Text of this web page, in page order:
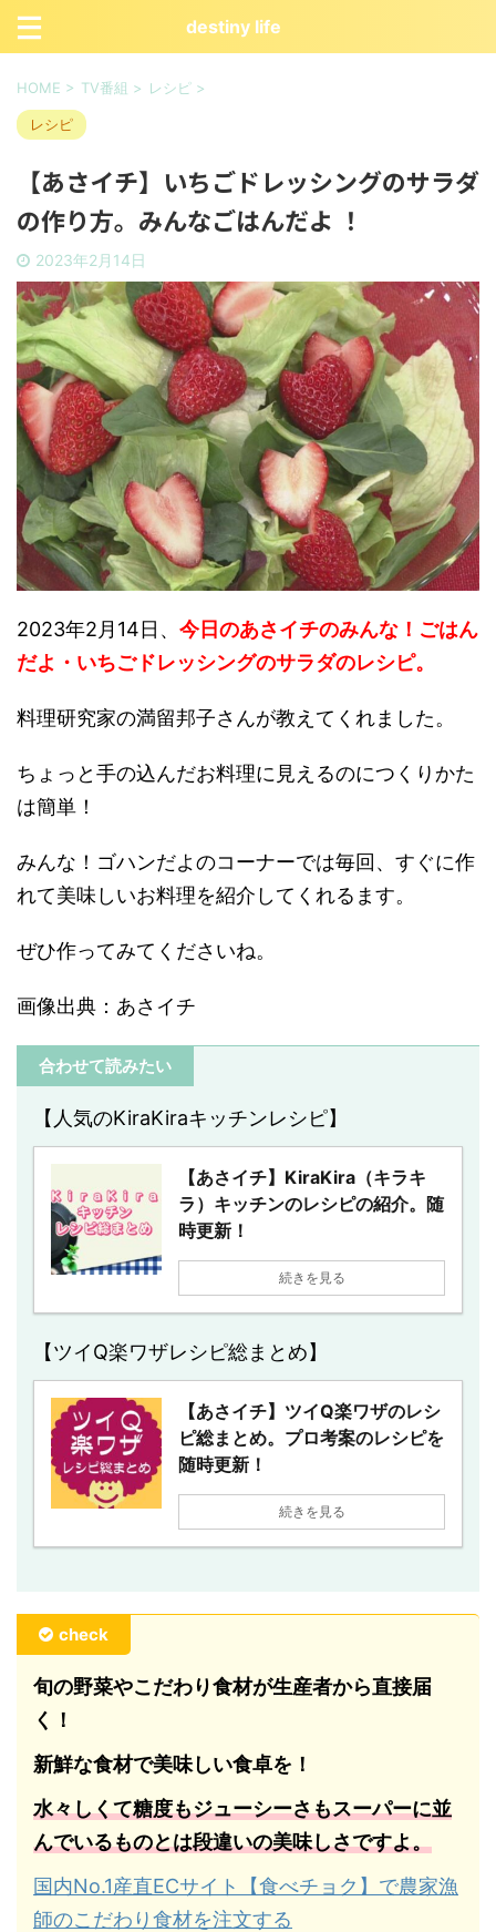
destiny life
HOME > TV番組 > レシピ >
レシピ
【あさイチ】いちごドレッシングのサラダ
の作り方。みんなごはんだよ ！
2023年2月14日
2023年2月14日、 今日のあさイチのみんな！ごはん
だよ・いちごドレッシングのサラダのレシピ。
料理研究家の満留邦子さんが教えてくれました。
ちょっと手の込んだお料理に見えるのにつくりかた
は簡単！
みんな！ゴハンだよのコーナーでは毎回、すぐに作
れて美味しいお料理を紹介してくれるます。
ぜひ作ってみてくださいね。
画像出典：あさイチ
合わせて読みたい
【人気のKiraKiraキッチンレシピ】
【あさイチ】KiraKira（キラキ
ラ）キッチンのレシピの紹介。随
時更新！
続きを見る
【ツイQ楽ワザレシピ総まとめ】
【あさイチ】ツイQ楽ワザのレシ
ピ総まとめ。プロ考案のレシピを
随時更新！
続きを見る
check
旬の野菜やこだわり食材が生産者から直接届
く！
新鮮な食材で美味しい食卓を！
水々しくて糖度もジューシーさもスーパーに並
んでいるものとは段違いの美味しさですよ。
国内No.1産直ECサイト【食べチョク】で農家漁
師のこだわり食材を注文する